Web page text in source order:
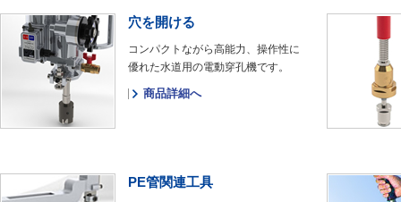
穴を開ける
コンパクトながら高能力、操作性に
優れた水道用の電動穿孔機です。
商品詳細へ
PE管関連工具